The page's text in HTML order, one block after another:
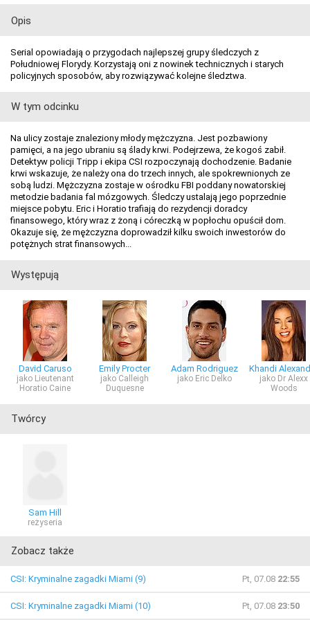
Opis
Serial opowiadają o przygodach najlepszej grupy śledczych z
Południowej Florydy. Korzystają oni z nowinek technicznych i starych
policyjnych sposobów, aby rozwiązywać kolejne śledztwa.
W tym odcinku
Na ulicy zostaje znaleziony młody mężczyzna. Jest pozbawiony
pamięci, a na jego ubraniu są ślady krwi. Podejrzewa, że kogoś zabił.
Detektyw policji Tripp i ekipa CSI rozpoczynają dochodzenie. Badanie
krwi wskazuje, że należy ona do trzech innych, ale spokrewnionych ze
sobą ludzi. Mężczyzna zostaje w ośrodku FBI poddany nowatorskiej
metodzie badania fal mózgowych. Śledczy ustalają jego poprzednie
miejsce pobytu. Eric i Horatio trafiają do rezydencji doradcy
finansowego, który wraz z żoną i córeczką w popłochu opuścił dom.
Okazuje się, że mężczyzna doprowadził kilku swoich inwestorów do
potężnych strat finansowych...
Występują
David Caruso
jako Lieutenant
Horatio Caine
Emily Procter
jako Calleigh
Duquesne
Adam Rodriguez
jako Eric Delko
Khandi
jako Dr Alexx
Woods
Twórcy
Sam Hill
reżyseria
Zobacz także
CSI: Kryminalne zagadki Miami (9) Pt, 07.08 22:55
CSI: Kryminalne zagadki Miami (10) Pt, 07.08 23:50